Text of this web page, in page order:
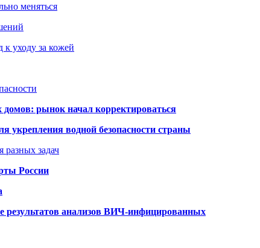
меняться
уходу за кожей
домов: рынок начал корректироваться
укрепления водной безопасности страны
разных задач
России
анализов ВИЧ-инфицированных